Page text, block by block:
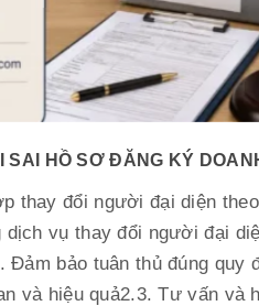
SAI HỒ SƠ ĐĂNG KÝ
thay đổi người đại diện
vụ thay đổi người đại
Đảm bảo tuân thủ đúng quy
và hiệu quả2.3. Tư vấn và